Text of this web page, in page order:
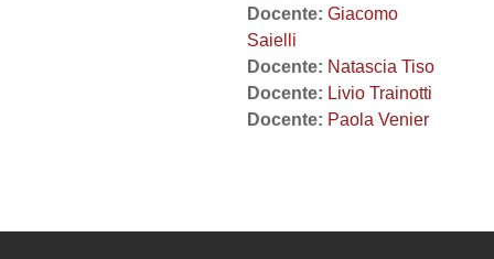
Docente: Giacomo
Saielli
Docente: Natascia Tiso
Docente: Livio Trainotti
Docente: Paola Venier